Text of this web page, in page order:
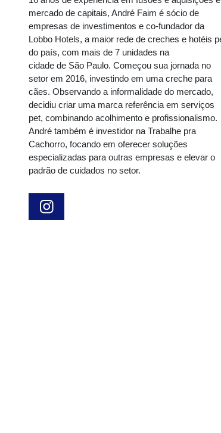
mercado de capitais, André Faim é sócio de
empresas de investimentos e co-fundador da
Lobbo Hotels, a maior rede de creches e hotéis
do país, com mais de 7 unidades na
cidade de São Paulo. Começou sua jornada no
setor em 2016, investindo em uma creche para
cães. Observando a informalidade do mercado,
decidiu criar uma marca referência em serviços
pet, combinando acolhimento e profissionalismo.
André também é investidor na Trabalhe pra
Cachorro, focando em oferecer soluções
especializadas para outras empresas e elevar o
padrão de cuidados no setor.